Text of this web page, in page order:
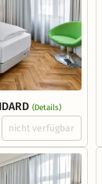
(Details)
nicht verfügbar